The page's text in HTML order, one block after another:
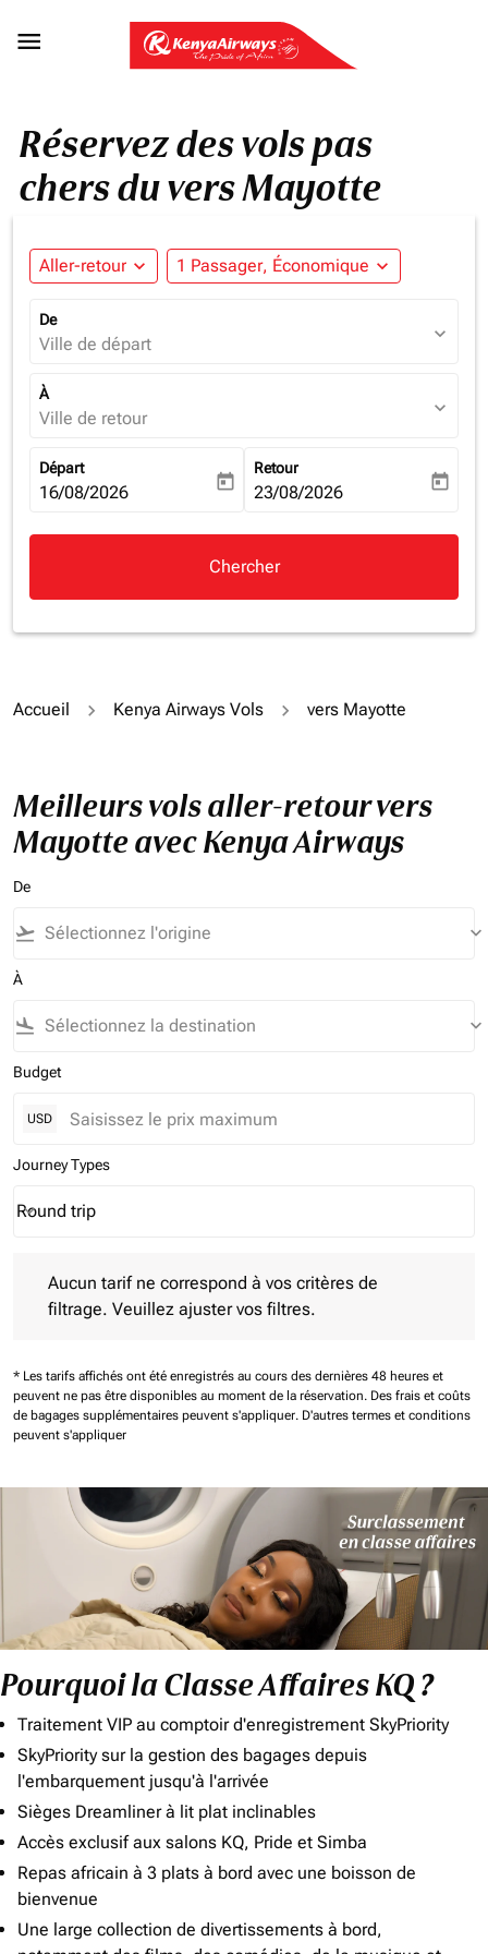

Réservez des vols pas
chers du vers Mayotte
Aller-retour expand_more 1 Passager, Économique expand_more
De
Ville de départ expand_more
À
Ville de retour expand_more
Départ
fc-booking-departure-date-aria-label
16/08/2026 today
Retour
fc-booking-return-date-aria-
23/08/2026 today
Chercher
Accueil Kenya Airways Vols vers Mayotte
Meilleurs vols aller-retour vers
Mayotte avec Kenya Airways
De
flight_takeoff keyboard_arrow_down
À
flight_land keyboard_arrow_down
Budget
USD
Journey Types
Journey Types option Round trip Selected
Round trip
keyboard_arrow_down
Aucun tarif ne correspond à vos critères de
filtrage. Veuillez ajuster vos filtres.
* Les tarifs affichés ont été enregistrés au cours des dernières 48 heures et
peuvent ne pas être disponibles au moment de la réservation. Des frais et coûts
de bagages supplémentaires peuvent s'appliquer. D'autres termes et conditions
peuvent s'appliquer
Pourquoi la Classe Affaires KQ ?
Traitement VIP au comptoir d'enregistrement SkyPriority
SkyPriority sur la gestion des bagages depuis
l'embarquement jusqu'à l'arrivée
Sièges Dreamliner à lit plat inclinables
Accès exclusif aux salons KQ, Pride et Simba
Repas africain à 3 plats à bord avec une boisson de
bienvenue
Une large collection de divertissements à bord,